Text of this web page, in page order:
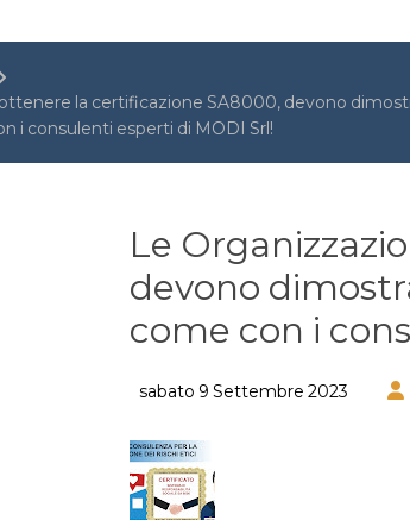
la certificazione SA8000, devono
i consulenti esperti di MODI Srl!
Le
devono
come con i
sabato 9 Settembre 2023